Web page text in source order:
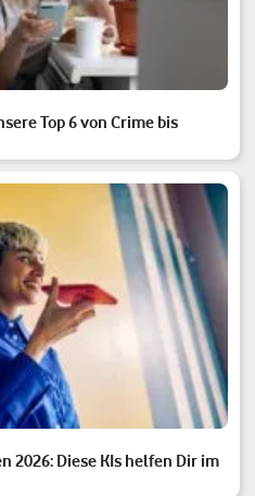
Top 6 von Crime bis
2026: Diese KIs helfen Dir im